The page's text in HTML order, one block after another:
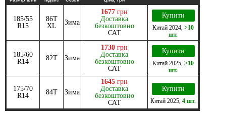
185/55
R15
86T
XL
Зима
1677 грн
Доставка
безкоштовно
САТ
Купити
Китай 2024 >10
шт.
185/60
R14
82T Зима
1730 грн
Доставка
безкоштовно
САТ
Купити
Китай 2025 >10
шт.
175/70
R14
84T Зима
1645 грн
Доставка
безкоштовно
САТ
Купити
Китай 2025 4 шт.